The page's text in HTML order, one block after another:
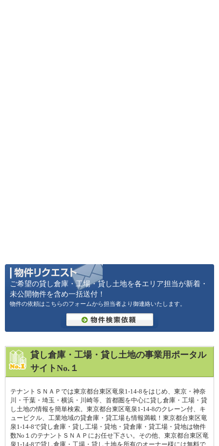
ご希望の貸し倉庫・工場・貸し土地を各エリア担当が新着・
未公開物件を含め一括送付！
物件の依頼はこちらのフォームから担当者より御連絡いたします。
貸し倉庫・工場・貸し土地の事業用ポータル
サイトNo.１
テナントＳＮＡＰでは東京都台東区竜泉1-14-8をはじめ、東京・神奈
川・千葉・埼玉・横浜・川崎等、首都圏を中心に貸し倉庫・工場・貸
し土地の情報を簡単検索。東京都台東区竜泉1-14-8のクレーン付、キ
ュービクル、工業地域の貸倉庫・貸工場も情報満載！東京都台東区竜
泉1-14-8で貸し倉庫・貸し工場・貸地・貸倉庫・貸工場・貸地は物件
数No１のテナントＳＮＡＰにお任せ下さい。その他、東京都台東区竜
泉1-14-8で貸し倉庫・工場・貸し土地を所有のオーナー様には無料で